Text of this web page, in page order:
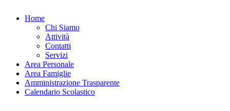
Home
Chi Siamo
Attività
Contatti
Servizi
Area Personale
Area Famiglie
Amministrazione Trasparente
Calendario Scolastico